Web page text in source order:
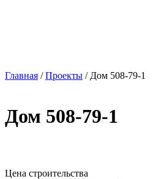
Главная /Проекты / Дом 508-79-1
Дом 508-79-1
Цена строительства